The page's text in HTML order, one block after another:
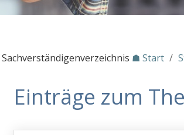
☗ Start /
Einträge zum